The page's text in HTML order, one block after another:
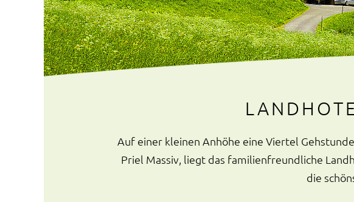
Auf einer kleinen Anhöhe eine Viertel
Priel Massiv, liegt das familienfreundliche
die